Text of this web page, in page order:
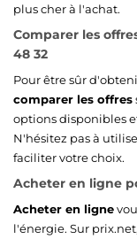
plus cher à l'achat.
Comparer les
48 32
Pour être sûr
comparer les offres
options disponibles
N'hésitez pas à
faciliter votre choix.
Acheter en ligne
Acheter en ligne
l'énergie. Sur